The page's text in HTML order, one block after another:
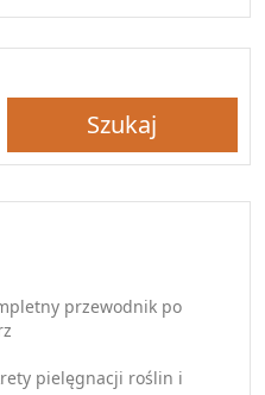
Szukaj
przewodnik po
pielęgnacji roślin i